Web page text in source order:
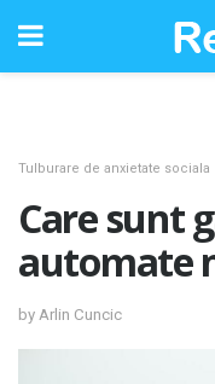
Tulburare de anxietate sociala
Care sunt
automate
by Arlin Cuncic